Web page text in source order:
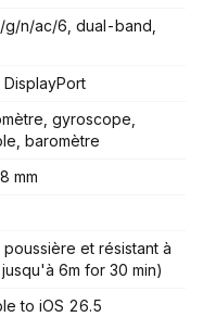
n/ac/6, dual-band,
gyroscope,
baromètre
mm
et résistant à
6m for 30 min)
to iOS 26.5